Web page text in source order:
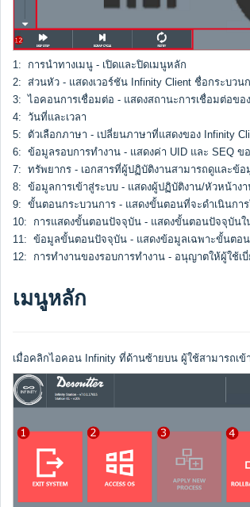
1: การนำทางเมนู - เปิดและปิดเมนูหลัก
2: ส่วนหัว - แสดงเวอร์ชัน Infinity Client ชื่อกระบวน
3: ไอคอนการเชื่อมต่อ - แสดงสถานะการเชื่อมต่อขอ
4: วันที่และเวลา
5: ตัวเลือกภาษา - เปลี่ยนภาษาที่แสดงของ Infinity
6: ข้อมูลรอบการทำงาน - แสดงค่า UID และ SEQ ข
7: ทรัพยากร - เอกสารที่ผู้ปฏิบัติงานสามารถดูและข้
8: ข้อมูลการเข้าสู่ระบบ - แสดงผู้ปฏิบัติงาน/หัวหน้าง
9: ขั้นตอนกระบวนการ - แสดงขั้นตอนที่จะดำเนินการ
10: การแสดงขั้นตอนปัจจุบัน - แสดงขั้นตอนปัจจุบันใ
11: ข้อมูลขั้นตอนปัจจุบัน - แสดงข้อมูลเฉพาะขั้นตอ
12: การทำงานของรอบการทำงาน - อนุญาตให้ผู้ใช้เ
เมนูหลัก
เมื่อคลิกไอคอน Infinity ที่ด้านซ้ายบน ผู้ใช้สามารถเข้